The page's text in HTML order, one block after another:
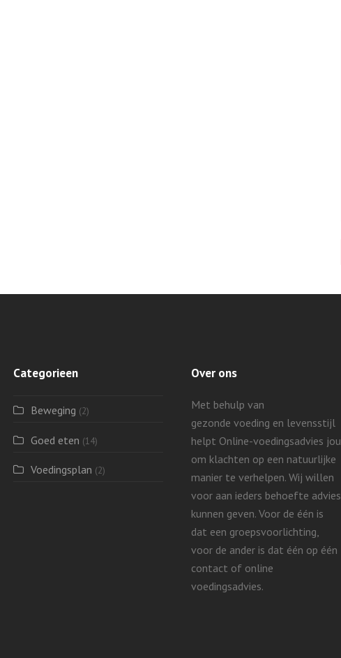
Categorieen
Beweging (2)
Goed eten (14)
Voedingsplan (2)
Over ons
Met behulp van
gezonde voeding en levensstijl
helpt Online-voedingsadvies jou
om klachten op een natuurlijke
manier te verhelpen. Wij willen
voor aan ieders behoefte advies
kunnen geven. Voor de één is
dat een groepsvoorlichting,
voor de ander is dat één op één
contact of online
voedingsadvies.